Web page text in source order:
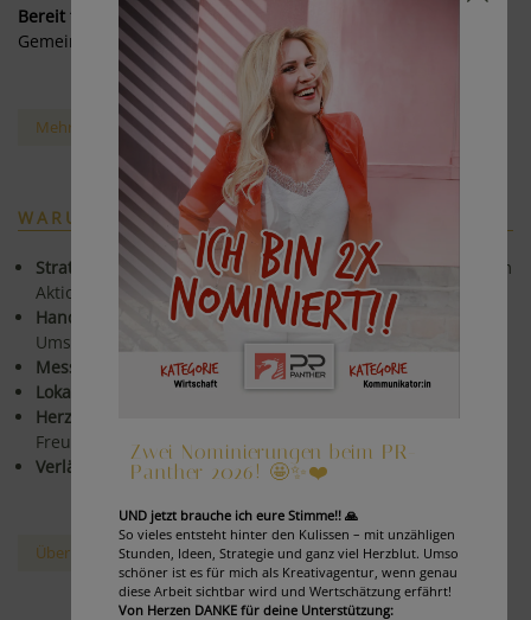
Bereit für mehr Sichtbarkeit?
Gemeinsam bringen wir deine Marke zum Strahlen.
Mehr über meine Leistungen
WARUM MIT MIR?
Strategisch & kreativ:Konzepte mit rotem Faden statt losem
Aktionismus.
Hands-on & pragmatisch:Klare Empfehlungen, schnelle
Umsetzung.
Messbar:
Fokus auf Ergebnisse und Optimierungen.
Lokal in Graz - vernetzt in ganz Österreich.
Herzlich & nahbar:
Zusammenarbeit auf Augenhöhe, mit
Freude & Begeisterung.
Verlässlich & engagiert:Mit Herzblut und Verantwortung
Über mich & meine Reise
Zwei Nominierungen beim PR-
Panther 2026! 🤩✨❤️
UND jetzt brauche ich eure Stimme!! 🙏
So vieles entsteht hinter den Kulissen – mit unzähligen
Stunden, Ideen, Strategie und ganz viel Herzblut. Umso
schöner ist es für mich als Kreativagentur, wenn genau
diese Arbeit sichtbar wird und Wertschätzung erfährt!
Von Herzen DANKE für deine Unterstützung: